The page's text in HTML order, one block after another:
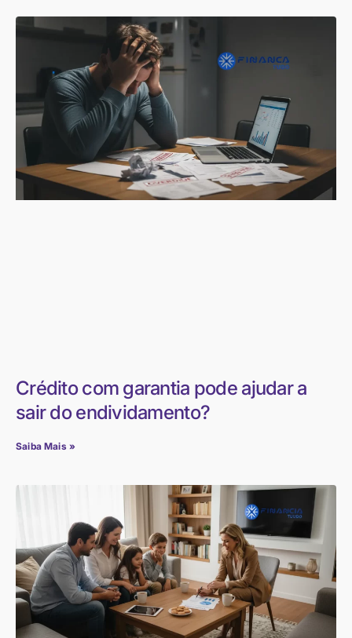
Crédito com garantia pode ajudar a
sair do endividamento?
Saiba Mais »